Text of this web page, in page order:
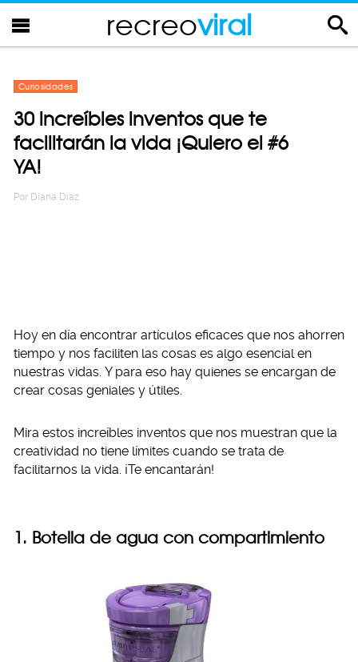
recreoviral
Curiosidades
30 increíbles inventos que te
facilitarán la vida ¡Quiero el #6
YA!
Por Diana Diaz
Hoy en día encontrar artículos eficaces que nos ahorren
tiempo y nos faciliten las cosas es algo esencial en
nuestras vidas. Y para eso hay quienes se encargan de
crear cosas geniales y útiles.
Mira estos increíbles inventos que nos muestran que la
creatividad no tiene límites cuando se trata de
facilitarnos la vida. ¡Te encantarán!
1. Botella de agua con compartimiento